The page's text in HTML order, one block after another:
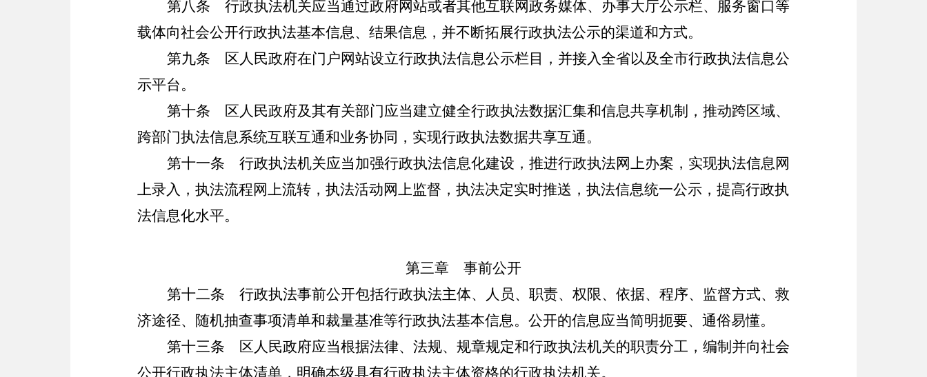
第八条 行政执法机关应当通过政府网站或者其他互联网政务媒体、办事大厅公示栏、服务窗口等
载体向社会公开行政执法基本信息、结果信息，并不断拓展行政执法公示的渠道和方式。
第九条 区人民政府在门户网站设立行政执法信息公示栏目，并接入全省以及全市行政执法信息公
示平台。
第十条 区人民政府及其有关部门应当建立健全行政执法数据汇集和信息共享机制，推动跨区域、
跨部门执法信息系统互联互通和业务协同，实现行政执法数据共享互通。
第十一条 行政执法机关应当加强行政执法信息化建设，推进行政执法网上办案，实现执法信息网
上录入，执法流程网上流转，执法活动网上监督，执法决定实时推送，执法信息统一公示，提高行政执
法信息化水平。
第三章 事前公开
第十二条 行政执法事前公开包括行政执法主体、人员、职责、权限、依据、程序、监督方式、救
济途径、随机抽查事项清单和裁量基准等行政执法基本信息。公开的信息应当简明扼要、通俗易懂。
第十三条 区人民政府应当根据法律、法规、规章规定和行政执法机关的职责分工，编制并向社会
公开行政执法主体清单，明确本级具有行政执法主体资格的行政执法机关。